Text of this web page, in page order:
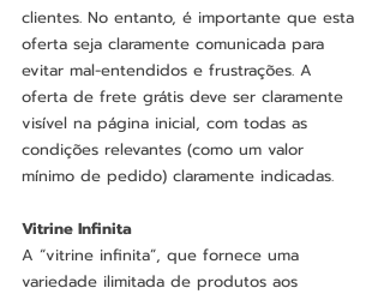
clientes. No entanto, é importante que esta
oferta seja claramente comunicada para
evitar mal-entendidos e frustrações. A
oferta de frete grátis deve ser claramente
visível na página inicial, com todas as
condições relevantes (como um valor
mínimo de pedido) claramente indicadas.
Vitrine Infinita
A “vitrine infinita”, que fornece uma
variedade ilimitada de produtos aos